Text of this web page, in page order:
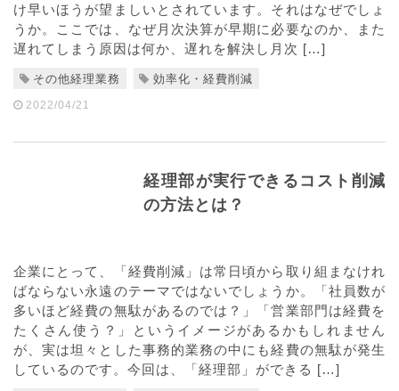
け早いほうが望ましいとされています。それはなぜでしょ
うか。ここでは、なぜ月次決算が早期に必要なのか、また
遅れてしまう原因は何か、遅れを解決し月次 […]
その他経理業務 効率化・経費削減
2022/04/21
経理部が実行できるコスト削減
の方法とは？
企業にとって、「経費削減」は常日頃から取り組まなけれ
ばならない永遠のテーマではないでしょうか。「社員数が
多いほど経費の無駄があるのでは？」「営業部門は経費を
たくさん使う？」というイメージがあるかもしれません
が、実は坦々とした事務的業務の中にも経費の無駄が発生
しているのです。今回は、「経理部」ができる […]